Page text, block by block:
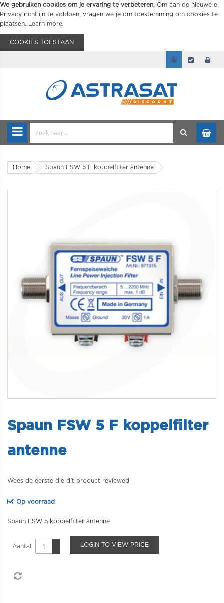
We gebruiken cookies om je ervaring te verbeteren. Om aan de nieuwe e-
Privacy richtlijn te voldoen, vragen we je om toestemming om cookies te
plaatsen.
Learn more.
COOKIES TOESTAAN
Home Spaun FSW 5 F koppelfilter antenne
Spaun FSW 5 F koppelfilter
antenne
Wees de eerste die dit product reviewed
Op voorraad
Spaun FSW 5 koppelfilter antenne
Aantal LOGIN TO VIEW PRICE